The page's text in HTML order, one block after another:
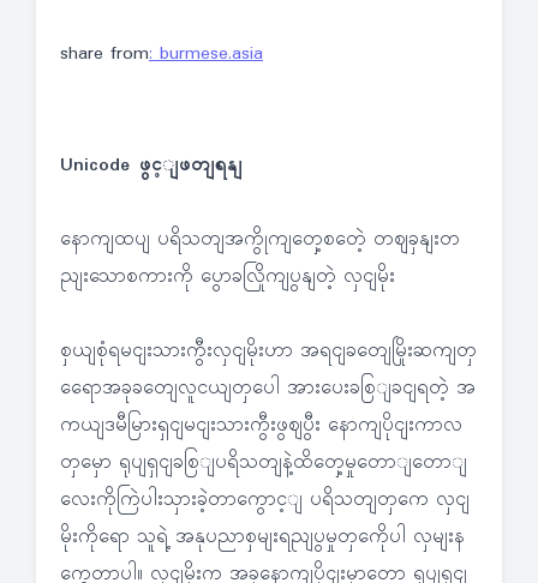
share from: burmese.asia
Unicode ဖွင့ျဖတျရနျ
နောကျထပျ ပရိသတျအကွိုကျတှေ့စတေဲ့ တဈခှနျးတ
ညျးသောစကားကို ပွောခလြိုကျပွနျတဲ့ လှငျမိုး
စှယျစုံရမငျးသားကွီးလှငျမိုးဟာ အရငျခတျေမြိုးဆကျတှ
ရေောအခုခတျေလူငယျတှပေါ အားပေးခစြျခငျရတဲ့ အ
ကယျဒမီမြားရှငျမငျးသားကွီးဖွဈပွီး နောကျပိုငျးကာလ
တှမှော ရုပျရှငျခစြျပရိသတျနဲ့ထိတှေ့မှုတောျတောျ
လေးကိုကြဲပါးသှားခဲ့တာကွောင့ျ ပရိသတျတှကေ လှငျ
မိုးကိုရော သူရဲ့ အနုပညာစှမျးရညျပွမှုတှကေိုပါ လှမျးန
ကွေတာပါ။ လှငျမိုးက အခုနောကျပိုငျးမှာတော့ ရုပျရှငျ